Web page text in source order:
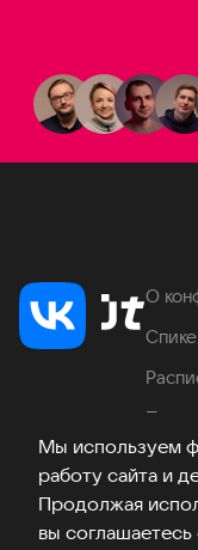
Мы используем
работу сайта и
Продолжая
вы
О